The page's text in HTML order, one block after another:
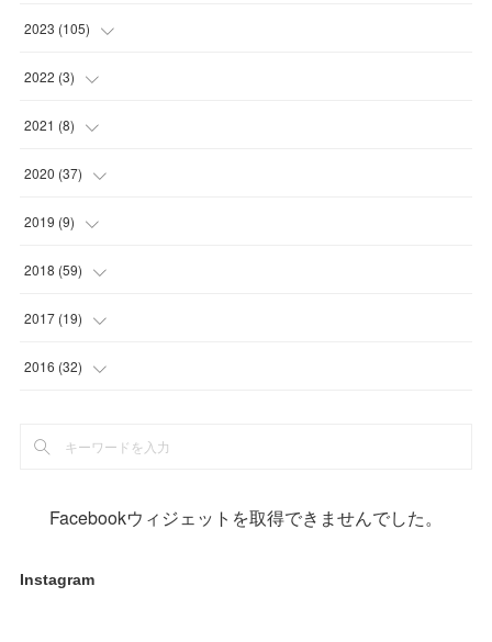
(1)
( )
2023 (105)
( 15 )
( 29
(32
(
2022 (3)
( )
(1
(
2021 (8)
(5
( )
(2
2020 (37)
( )
(8
(21
(1
(1)
2019 (9)
(9
2018 (59)
(1
(10 )
(17
2017 (19)
(2
(
2016 (32)
(
Facebookウィジェットを取得できませんでした。
Instagram